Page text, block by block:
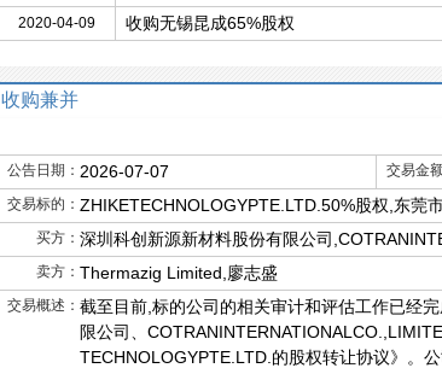
2020-04-09 收购无锡昆成65%股权
收购兼并
公告日期： 2026-07-07 交易金
交易标的： ZHIKETECHNOLOGYPTE.LTD.50%股权,东莞
买方： 深圳科创新源新材料股份有限公司
卖方： Thermazig Limited,廖志盛
交易概述： 截至目前,标的公司的相关审计和评估工作已经
限公司、
TECHNOLOGYPTE.LTD.的股权转让协议》。